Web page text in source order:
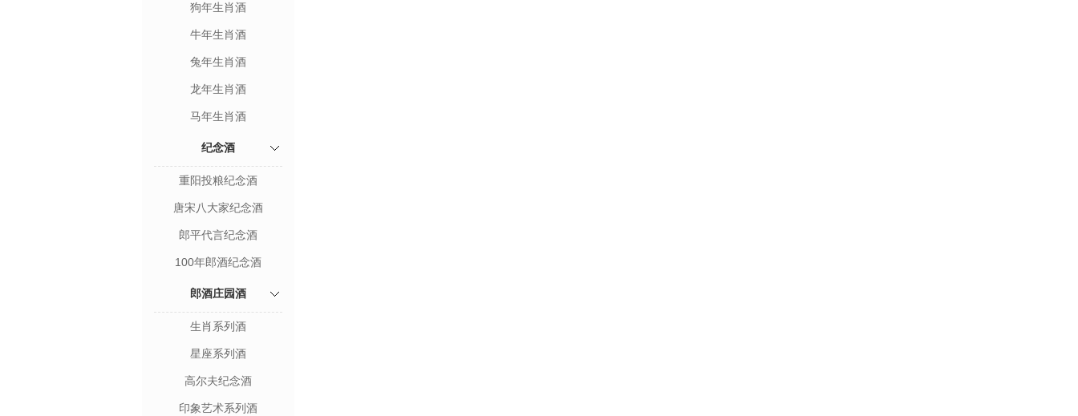
狗年生肖酒
牛年生肖酒
兔年生肖酒
龙年生肖酒
马年生肖酒
纪念酒
重阳投粮纪念酒
唐宋八大家纪念酒
郎平代言纪念酒
100年郎酒纪念酒
郎酒庄园酒
生肖系列酒
星座系列酒
高尔夫纪念酒
印象艺术系列酒